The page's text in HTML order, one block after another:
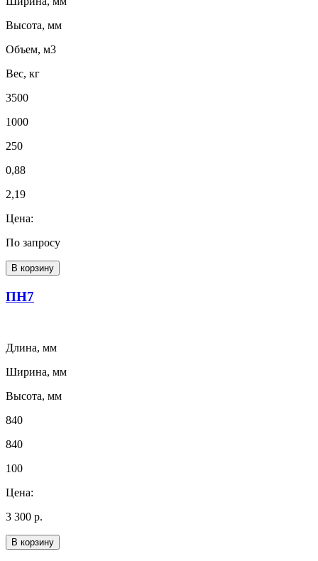
Высота, мм
Объем, м3
Вес, кг
3500
1000
250
0,88
2,19
Цена:
По запросу
В корзину
ПН7
Длина, мм
Ширина, мм
Высота, мм
840
840
100
Цена:
3 300 р.
В корзину